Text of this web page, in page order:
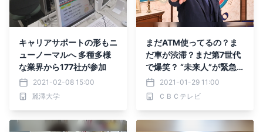
キャリアサポートの形もニ
ューノーマルへ 多種多様
な業界から177社が参加
2021-02-08 15:00
麗澤大学
まだATM使ってるの？ま
だ車が渋滞？まだ第7世代
で爆笑？ “未来人”が緊急
提言！「ニッポン遅れてる
ヨ」世界の“最先端”を学ん
で“未来”を救え！
2021-01-29 11:00
ＣＢＣテレビ